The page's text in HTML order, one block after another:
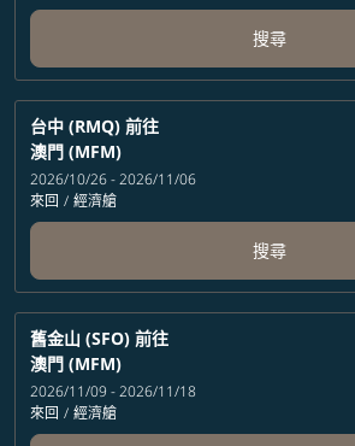
搜尋
台中 (RMQ) 前往
澳門 (MFM)
2026/10/26 - 2026/11/06
來回 / 經濟艙
搜尋
舊金山 (SFO) 前往
澳門 (MFM)
2026/11/09 - 2026/11/18
來回 / 經濟艙